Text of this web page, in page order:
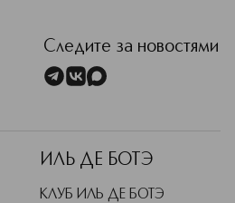
Следите за новостями
ИЛЬ ДЕ БОТЭ
КЛУБ ИЛЬ ДЕ БОТЭ